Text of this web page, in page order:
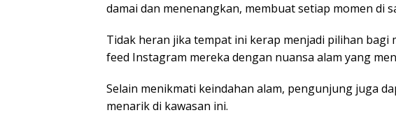
damai dan menenangkan, membuat setiap momen di
Tidak heran jika tempat ini kerap menjadi pilihan bagi
feed Instagram mereka dengan nuansa alam yang
Selain menikmati keindahan alam, pengunjung juga
menarik di kawasan ini.